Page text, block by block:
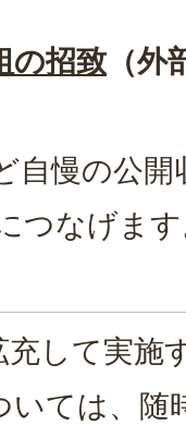
の招致 （
自慢の公開
つなげま
して実施
いては、随